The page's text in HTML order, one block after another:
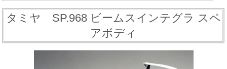
タミヤ SP.968 ビームスインテグラ スペ
アボディ